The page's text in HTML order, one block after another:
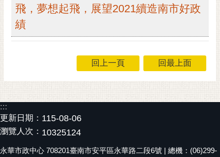
報
市
民
English
日
本
語
隱
飛，夢想起飛，展望2021續造南市好政
績
回上一頁 回最上面
:::
更新日期： 115-08-06
瀏覽人次： 10325124
永華市政中心 708201臺南市安平區永華路二段6號 | 總機：(06)299-